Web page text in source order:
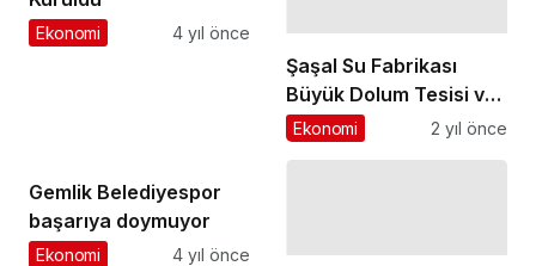
Ekonomi 4 yıl önce
Şaşal Su Fabrikası
Büyük Dolum Tesisi ve
Şaşal Müzesi 19
Ekonomi 2 yıl önce
Gemlik Belediyespor
başarıya doymuyor
Ekonomi 4 yıl önce